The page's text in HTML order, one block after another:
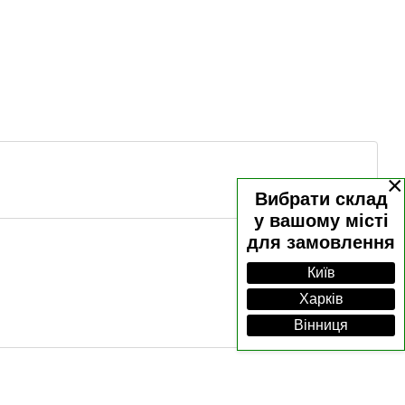
×
Вибрати склад
у вашому місті
для замовлення
Київ
Харків
Вінниця